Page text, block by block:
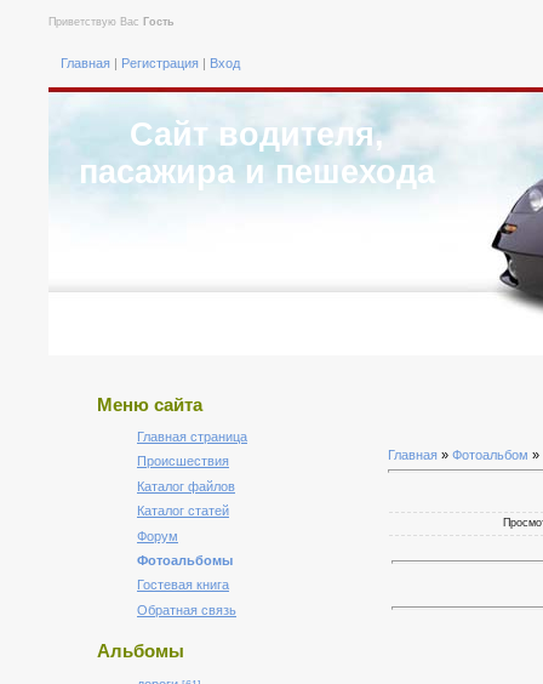
Приветствую Вас Гость
Главная | Регистрация | Вход
Сайт водителя,
пасажира и пешехода
Меню сайта
Главная страница
Происшествия
Каталог файлов
Каталог статей
Форум
Фотоальбомы
Гостевая книга
Обратная связь
Альбомы
Главная » Фотоальбом »